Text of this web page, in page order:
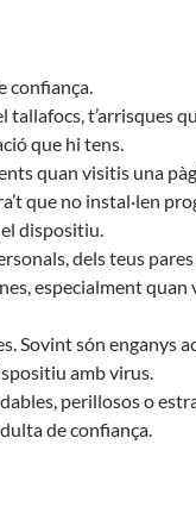
confiança.
tallafocs, t’arrisques
que hi tens.
quan visitis una
que no instal·len
dispositiu.
dels teus pares
especialment quan
Sovint són enganys
amb virus.
perillosos o
de confiança.